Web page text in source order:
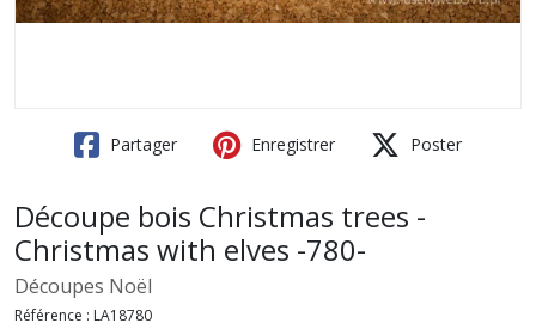
Partager Enregistrer Poster
Découpe bois Christmas trees -
Christmas with elves -780-
Découpes Noël
Référence : LA18780